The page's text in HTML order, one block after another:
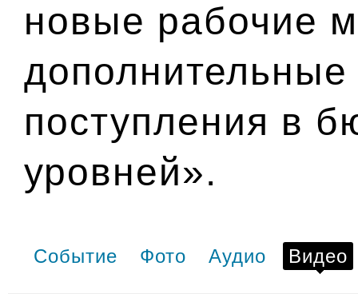
новые рабочие
поступления в
уровней».
Событие Фото Аудио Видео